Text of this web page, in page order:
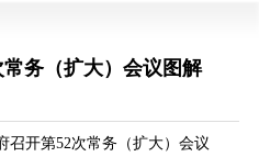
务（扩大）会议图解
召开第52次常务（扩大）会议